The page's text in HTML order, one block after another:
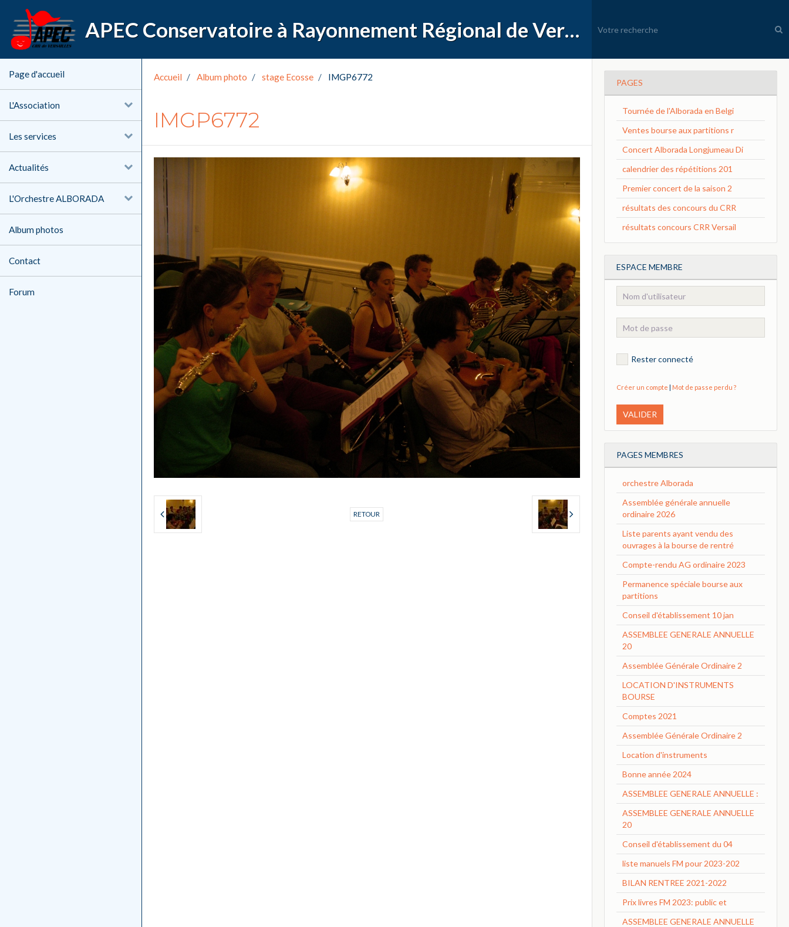
APEC Conservatoire à Rayonnement Régional de Versailles Grand Parc
Page d'accueil
L'Association
Les services
Actualités
L'Orchestre ALBORADA
Album photos
Contact
Forum
Accueil Album photo stage Ecosse IMGP6772
IMGP6772
RETOUR
PAGES
Tournée de l'Alborada en Belgi
Ventes bourse aux partitions r
Concert Alborada Longjumeau Di
calendrier des répétitions 201
Premier concert de la saison 2
résultats des concours du CRR
résultats concours CRR Versail
ESPACE MEMBRE
Rester connecté
Créer un compte | Mot de passe perdu ?
VALIDER
PAGES MEMBRES
orchestre Alborada
Assemblée générale annuelle
ordinaire 2026
Liste parents ayant vendu des
ouvrages à la bourse de rentré
Compte-rendu AG ordinaire 2023
Permanence spéciale bourse aux
partitions
Conseil d'établissement 10 jan
ASSEMBLEE GENERALE ANNUELLE
20
Assemblée Générale Ordinaire 2
LOCATION D'INSTRUMENTS
BOURSE
Comptes 2021
Assemblée Générale Ordinaire 2
Location d'instruments
Bonne année 2024
ASSEMBLEE GENERALE ANNUELLE :
ASSEMBLEE GENERALE ANNUELLE
20
Conseil d'établissement du 04
liste manuels FM pour 2023-202
BILAN RENTREE 2021-2022
Prix livres FM 2023: public et
ASSEMBLEE GENERALE ANNUELLE